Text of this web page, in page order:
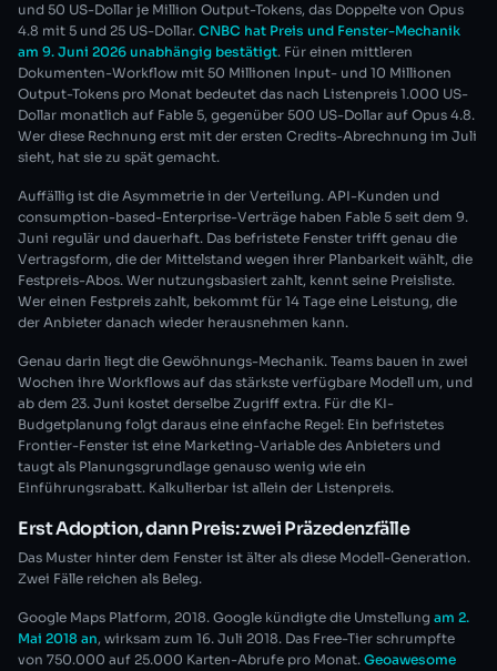
und 50 US-Dollar je Million Output-Tokens, das Doppelte von Opus
4.8 mit 5 und 25 US-Dollar. CNBC hat Preis und Fenster-Mechanik
am 9. Juni 2026 unabhängig bestätigt. Für einen mittleren
Dokumenten-Workflow mit 50 Millionen Input- und 10 Millionen
Output-Tokens pro Monat bedeutet das nach Listenpreis 1.000 US-
Dollar monatlich auf Fable 5, gegenüber 500 US-Dollar auf Opus 4.8.
Wer diese Rechnung erst mit der ersten Credits-Abrechnung im Juli
sieht, hat sie zu spät gemacht.
Auffällig ist die Asymmetrie in der Verteilung. API-Kunden und
consumption-based-Enterprise-Verträge haben Fable 5 seit dem 9.
Juni regulär und dauerhaft. Das befristete Fenster trifft genau die
Vertragsform, die der Mittelstand wegen ihrer Planbarkeit wählt, die
Festpreis-Abos. Wer nutzungsbasiert zahlt, kennt seine Preisliste.
Wer einen Festpreis zahlt, bekommt für 14 Tage eine Leistung, die
der Anbieter danach wieder herausnehmen kann.
Genau darin liegt die Gewöhnungs-Mechanik. Teams bauen in zwei
Wochen ihre Workflows auf das stärkste verfügbare Modell um, und
ab dem 23. Juni kostet derselbe Zugriff extra. Für die KI-
Budgetplanung folgt daraus eine einfache Regel: Ein befristetes
Frontier-Fenster ist eine Marketing-Variable des Anbieters und
taugt als Planungsgrundlage genauso wenig wie ein
Einführungsrabatt. Kalkulierbar ist allein der Listenpreis.
Erst Adoption, dann Preis: zwei Präzedenzfälle
Das Muster hinter dem Fenster ist älter als diese Modell-Generation.
Zwei Fälle reichen als Beleg.
Google Maps Platform, 2018. Google kündigte die Umstellung am 2.
Mai 2018 an, wirksam zum 16. Juli 2018. Das Free-Tier schrumpfte
von 750.000 auf 25.000 Karten-Abrufe pro Monat. Geoawesome